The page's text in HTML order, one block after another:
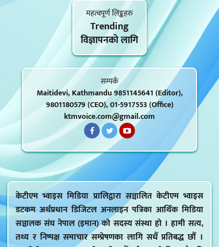
महत्वपूर्ण लिङ्कहरु
Trending
विज्ञापनकाे लागि
सम्पर्क
Maitidevi, Kathmandu 9851145641 (Editor),
9801180579 (CEO), 01-5917553 (Office)
ktmvoice.com@gmail.com
केटीएम भ्वाइस मिडिया प्रालिद्वारा सञ्चालित केटीएम भ्वाइस
डटकम अर्थप्रधान डिजिटल अनलाइन पत्रिका आर्थिक मिडिया
सञ्चालक संघ नेपाल (इमान) को सदस्य संस्था हो । हामी सत्य,
तथ्य र निष्पक्ष समाचार सम्प्रेषणका लागि सधैँ प्रतिबद्ध छौँ ।